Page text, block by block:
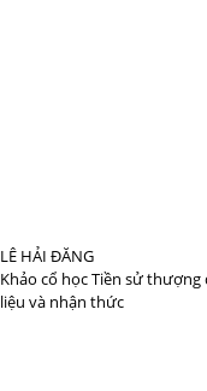
LÊ HẢI ĐĂNG
Khảo cổ học Tiền sử thượng
liệu và nhận thức